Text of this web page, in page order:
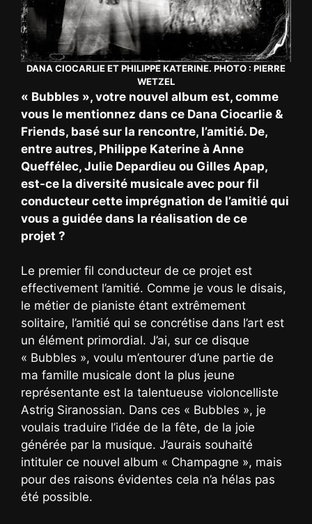
DANA CIOCARLIE ET PHILIPPE KATERINE. PHOTO : PIERRE
WETZEL
« Bubbles », votre nouvel album est, comme
vous le mentionnez dans ce Dana Ciocarlie &
Friends, basé sur la rencontre, l’amitié. De,
entre autres, Philippe Katerine à Anne
Queffélec, Julie Depardieu ou Gilles Apap,
est-ce la diversité musicale avec pour fil
conducteur cette imprégnation de l’amitié qui
vous a guidée dans la réalisation de ce
projet ?
Le premier fil conducteur de ce projet est
effectivement l’amitié. Comme je vous le disais,
le métier de pianiste étant extrêmement
solitaire, l’amitié qui se concrétise dans l’art est
un élément primordial. J’ai, sur ce disque
« Bubbles », voulu m’entourer d’une partie de
ma famille musicale dont la plus jeune
représentante est la talentueuse violoncelliste
Astrig Siranossian. Dans ces « Bubbles », je
voulais traduire l’idée de la fête, de la joie
générée par la musique. J’aurais souhaité
intituler ce nouvel album « Champagne », mais
pour des raisons évidentes cela n’a hélas pas
été possible.